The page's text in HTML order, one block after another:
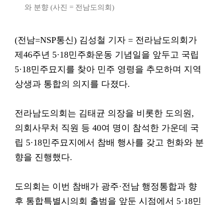
와 분향 (사진 = 전남도의회)
(전남=NSP통신) 김성철 기자 = 전라남도의회가
제46주년 5·18민주화운동 기념일을 앞두고 국립
5·18민주묘지를 찾아 민주 영령을 추모하며 지역
상생과 통합의 의지를 다졌다.
전라남도의회는 김태균 의장을 비롯한 도의원,
의회사무처 직원 등 40여 명이 참석한 가운데 국
립 5·18민주묘지에서 참배 행사를 갖고 헌화와 분
향을 진행했다.
도의회는 이번 참배가 광주·전남 행정통합과 향
후 통합특별시의회 출범을 앞둔 시점에서 5·18민